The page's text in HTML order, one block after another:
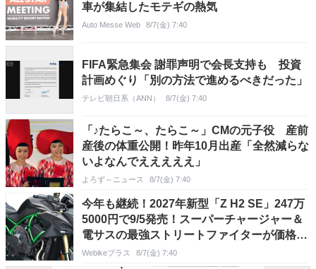
車が集結したモテギの熱気
Auto Messe Web 8/7(金) 7:40
FIFA緊急集会 謝罪声明で会長支持も 投資
計画めぐり「別の方法で進めるべきだった」
テレビ朝日系（ANN） 8/7(金) 7:40
「♪たらこ～、たらこ～」CMの元子役 産前
産後の体重公開！昨年10月出産「全然減らな
いよなんでえええええ」
よろず～ニュース 8/7(金) 7:40
今年も継続！2027年新型「Z H2 SE」247万
5000円で9/5発売！スーパーチャージャー＆
電サスの最強ストリートファイターが価格そ
のままに
Webikeプラス 8/7(金) 7:40